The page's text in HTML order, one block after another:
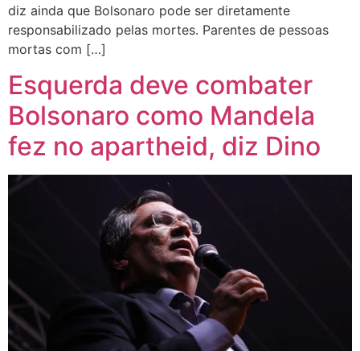
diz ainda que Bolsonaro pode ser diretamente
responsabilizado pelas mortes. Parentes de pessoas
mortas com […]
Esquerda deve combater
Bolsonaro como Mandela
fez no apartheid, diz Dino